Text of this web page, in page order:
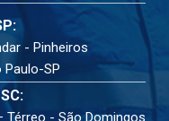
- Pinheiros
Paulo-SP
Térreo - São Domingos